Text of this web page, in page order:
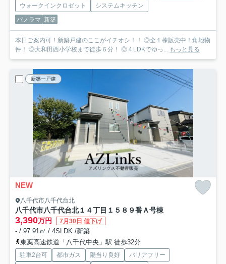
ウォークインクロゼット
システムキッチン
パノラマ 新築
本日ご案内可！新築戸建のここがイチオシ！！ ◎全１棟販売中！角地物
件！ ◎大和田西小学校まで徒歩６分！ ◎４LDKでゆっ... もっと見る
新築一戸建
NEW
八千代市八千代台北
八千代市八千代台北１４丁目１５８９番Ａ号棟
3,390万円 7月30日 値下げ
- / 97.91㎡ / 4SLDK /新築
東葉高速鉄道「八千代中央」駅 徒歩32分
駐車2台可 都市ガス 陽当り良好
バリアフリー